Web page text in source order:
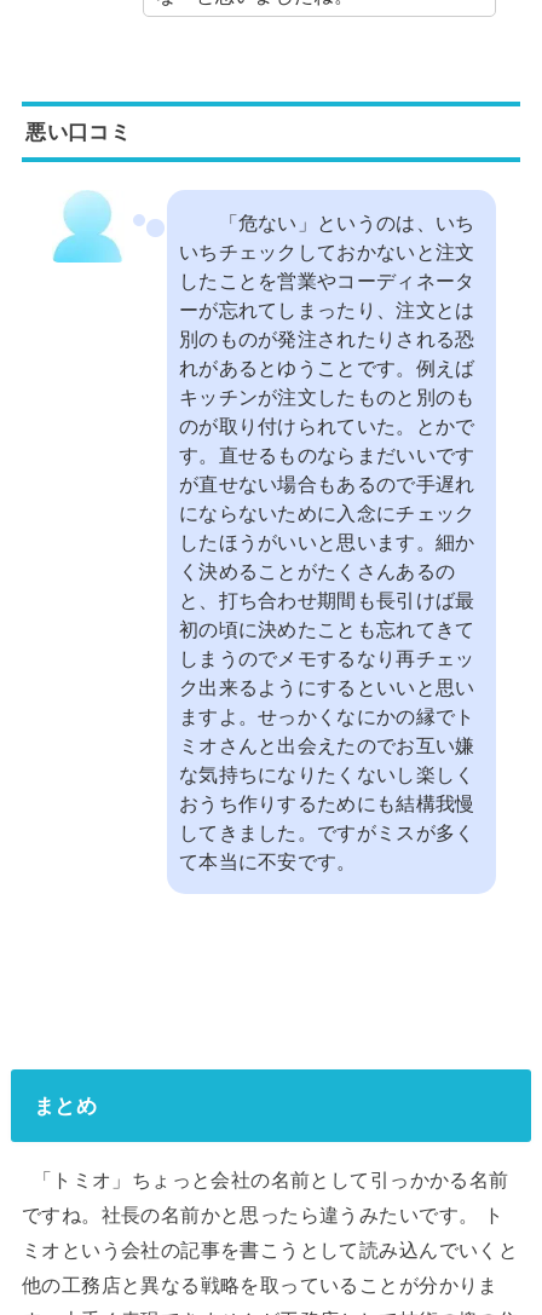
悪い口コミ
「危ない」というのは、いち
いちチェックしておかないと注文
したことを営業やコーディネータ
ーが忘れてしまったり、注文とは
別のものが発注されたりされる恐
れがあるとゆうことです。例えば
キッチンが注文したものと別のも
のが取り付けられていた。とかで
す。直せるものならまだいいです
が直せない場合もあるので手遅れ
にならないために入念にチェック
したほうがいいと思います。細か
く決めることがたくさんあるの
と、打ち合わせ期間も長引けば最
初の頃に決めたことも忘れてきて
しまうのでメモするなり再チェッ
ク出来るようにするといいと思い
ますよ。せっかくなにかの縁でト
ミオさんと出会えたのでお互い嫌
な気持ちになりたくないし楽しく
おうち作りするためにも結構我慢
してきました。ですがミスが多く
て本当に不安です。
まとめ
「トミオ」ちょっと会社の名前として引っかかる名前
ですね。社長の名前かと思ったら違うみたいです。 ト
ミオという会社の記事を書こうとして読み込んでいくと
他の工務店と異なる戦略を取っていることが分かりま